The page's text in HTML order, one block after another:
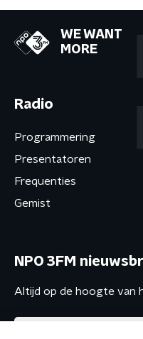
WE WANT
MORE
Radio
Programmering
Presentatoren
Frequenties
Gemist
NPO 3FM
Altijd op de hoogte van